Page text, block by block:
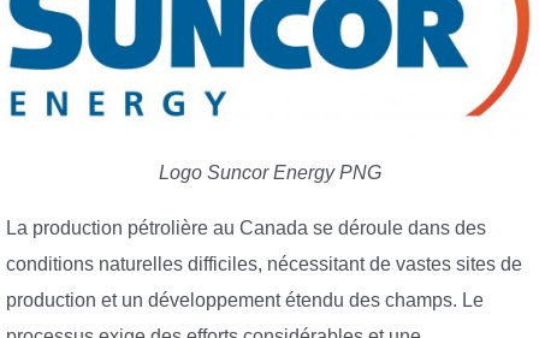
Logo Suncor Energy PNG
La production pétrolière au Canada se déroule dans des
conditions naturelles difficiles, nécessitant de vastes sites de
production et un développement étendu des champs. Le